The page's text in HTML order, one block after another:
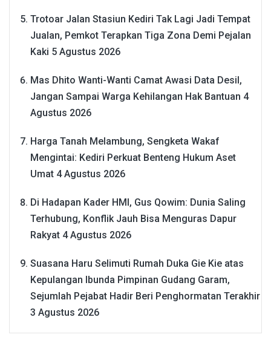
Trotoar Jalan Stasiun Kediri Tak Lagi Jadi Tempat
Jualan, Pemkot Terapkan Tiga Zona Demi Pejalan
Kaki 5 Agustus 2026
Mas Dhito Wanti-Wanti Camat Awasi Data Desil,
Jangan Sampai Warga Kehilangan Hak Bantuan 4
Agustus 2026
Harga Tanah Melambung, Sengketa Wakaf
Mengintai: Kediri Perkuat Benteng Hukum Aset
Umat 4 Agustus 2026
Di Hadapan Kader HMI, Gus Qowim: Dunia Saling
Terhubung, Konflik Jauh Bisa Menguras Dapur
Rakyat 4 Agustus 2026
Suasana Haru Selimuti Rumah Duka Gie Kie atas
Kepulangan Ibunda Pimpinan Gudang Garam,
Sejumlah Pejabat Hadir Beri Penghormatan Terakhir
3 Agustus 2026